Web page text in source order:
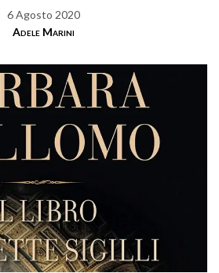
6 Agosto 2020
Adele Marini